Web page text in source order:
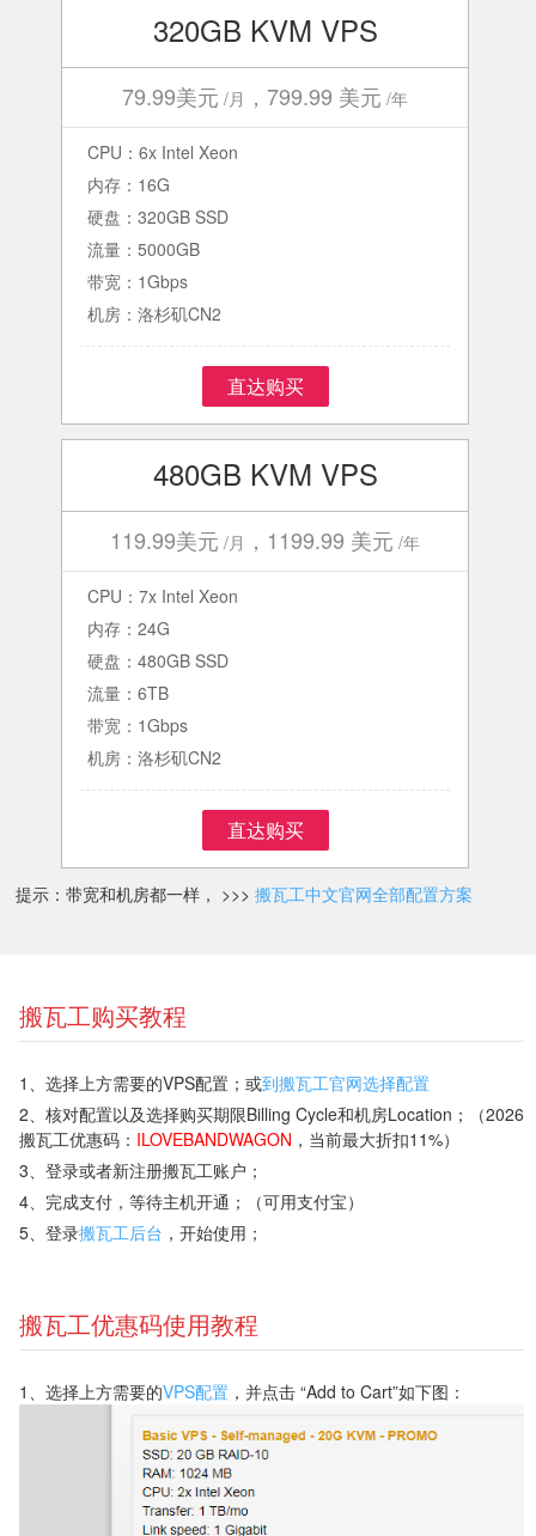
320GB KVM VPS
79.99美元 /月 ，799.99 美元 /年
CPU：6x Intel Xeon
内存：16G
硬盘：320GB SSD
流量：5000GB
带宽：1Gbps
机房：洛杉矶CN2
直达购买
480GB KVM VPS
119.99美元 /月 ，1199.99 美元 /年
CPU：7x Intel Xeon
内存：24G
硬盘：480GB SSD
流量：6TB
带宽：1Gbps
机房：洛杉矶CN2
直达购买
提示：带宽和机房都一样， >>> 搬瓦工中文官网全部配置方案
搬瓦工购买教程
1、选择上方需要的VPS配置；或到搬瓦工官网选择配置
2、核对配置以及选择购买期限Billing Cycle和机房Location；（2026
搬瓦工优惠码： ILOVEBANDWAGON ，当前最大折扣11%）
3、登录或者新注册搬瓦工账户；
4、完成支付，等待主机开通；（可用支付宝）
5、登录搬瓦工后台 ，开始使用；
搬瓦工优惠码使用教程
1、选择上方需要的VPS配置 ，并点击 “Add to Cart”如下图：